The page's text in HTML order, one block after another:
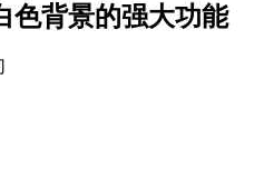
色背景的强大功能